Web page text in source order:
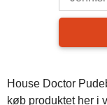
House Doctor
køb produktet her i